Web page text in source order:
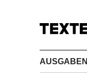
AUSGABEN